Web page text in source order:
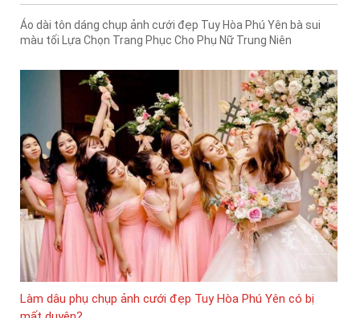
Áo dài tôn dáng chụp ảnh cưới đẹp Tuy Hòa Phú Yên bà sui
màu tối Lựa Chọn Trang Phục Cho Phụ Nữ Trung Niên
Làm dâu phụ chụp ảnh cưới đẹp Tuy Hòa Phú Yên có bị